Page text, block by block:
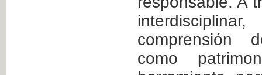
comprensión
como